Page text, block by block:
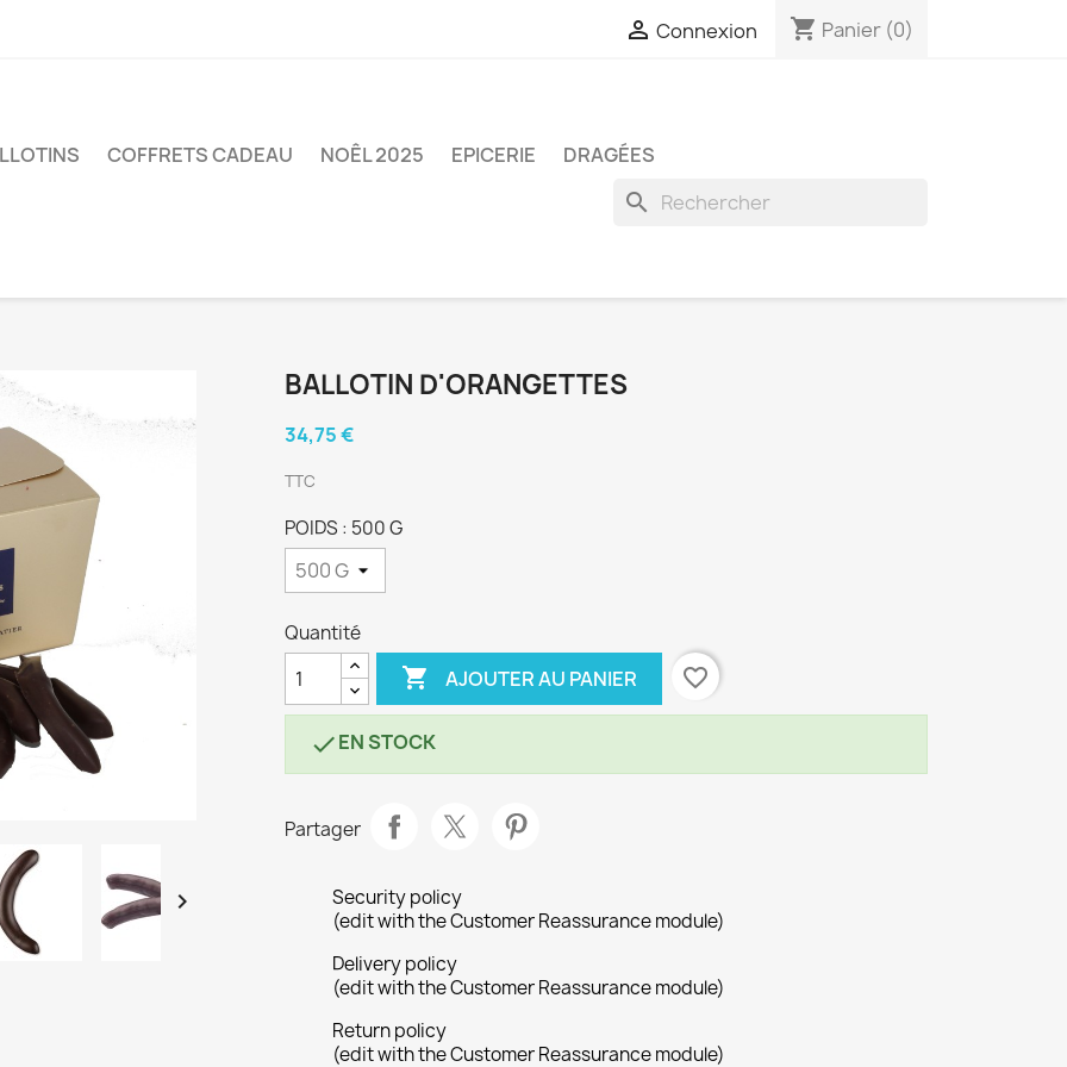
 Connexion shopping_cart Panier (0)
COFFRETS CADEAU NOÊL 2025 EPICERIE DRAGÉES
search

BALLOTIN D'ORANGETTES
34,75 €
TTC
POIDS : 500 G
Quantité
 AJOUTER AU PANIER favorite_border
EN STOCK
Partager
Security policy
(edit with the Customer Reassurance module)
Delivery policy
(edit with the Customer Reassurance module)
Return policy
(edit with the Customer Reassurance module)